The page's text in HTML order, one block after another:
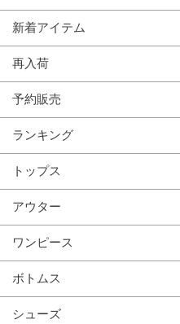
新着アイテム
再入荷
予約販売
ランキング
トップス
アウター
ワンピース
ボトムス
シューズ